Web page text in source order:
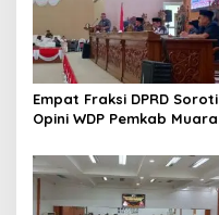
Empat Fraksi DPRD Soroti
Opini WDP Pemkab Muara
Kelola Keuangan